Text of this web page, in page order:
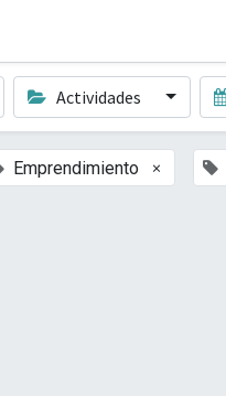
Actividades
Emprendimiento ×